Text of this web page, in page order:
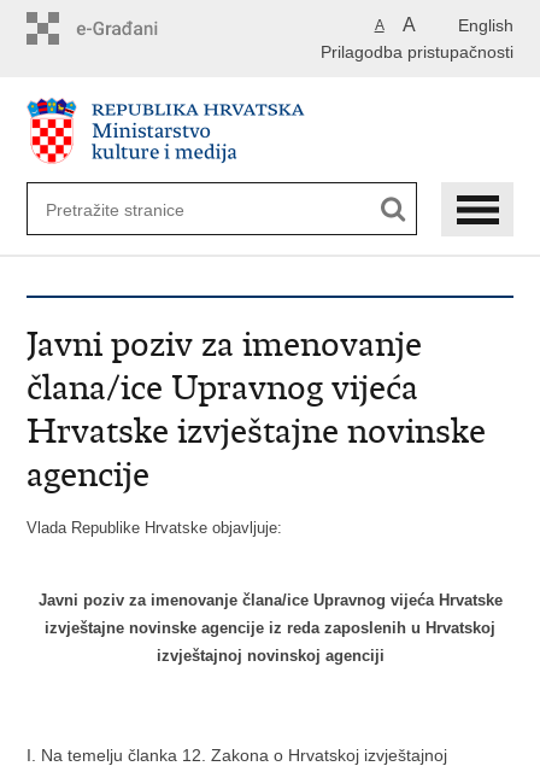
English
A A
Prilagodba pristupačnosti
Javni poziv za imenovanje
člana/ice Upravnog vijeća
Hrvatske izvještajne novinske
agencije
Vlada Republike Hrvatske objavljuje:
Javni poziv za imenovanje člana/ice Upravnog vijeća Hrvatske
izvještajne novinske agencije iz reda zaposlenih u Hrvatskoj
izvještajnoj novinskoj agenciji
I. Na temelju članka 12. Zakona o Hrvatskoj izvještajnoj